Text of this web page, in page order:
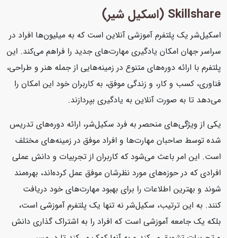
Skillshare (اسکیل شیر)
اسکیل‌شر یک پلتفرم آموزشی آنلاین است که به میلیون‌ها افراد در
سراسر جهان امکان یادگیری مهارت‌های جدید را فراهم می‌کند. این
پلتفرم با ارائه دوره‌های متنوع در زمینه‌هایی از جمله هنر و طراحی،
فناوری، کسب و کار، و زندگی موفق، به کاربران خود این امکان را
می‌دهد تا به صورت آنلاین به یادگیری بپردازند.
یکی از ویژگی‌های منحصر به فرد سکیل‌شر، ارائه دوره‌های تدریس
شده توسط صاحبان مهارت‌ها و افراد موفق در زمینه‌های مختلف
است. این امر باعث می‌شود که کاربران از تجربیات و دانش عملی
افرادی که در حوزه‌های مورد نظرشان موفق عمل کرده‌اند، بهره‌مند
شوند و بهترین اطلاعات را برای بهبود مهارت‌های خود دریافت
کنند. به این ترتیب، سکیل‌شر نه تنها یک پلتفرم آموزشی است،
بلکه یک جامعه آموزشی است که افراد را به اشتراک گذاری دانش